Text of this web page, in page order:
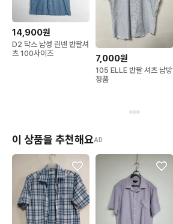
14,900원
D2 닥스 남성 린넨 반팔셔
츠 100사이즈
7,000원
105 ELLE 반팔 셔츠 남방
정품
이 상품을 추천해요AD